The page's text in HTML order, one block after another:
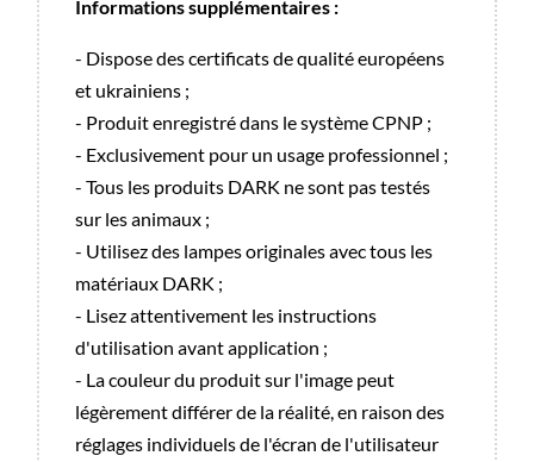
Informations supplémentaires :
- Dispose des certificats de qualité européens
et ukrainiens ;
- Produit enregistré dans le système CPNP ;
- Exclusivement pour un usage professionnel ;
- Tous les produits DARK ne sont pas testés
sur les animaux ;
- Utilisez des lampes originales avec tous les
matériaux DARK ;
- Lisez attentivement les instructions
d'utilisation avant application ;
- La couleur du produit sur l'image peut
légèrement différer de la réalité, en raison des
réglages individuels de l'écran de l'utilisateur